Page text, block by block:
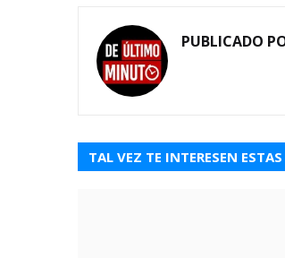
PUBLICADO
TAL VEZ TE INTERESEN